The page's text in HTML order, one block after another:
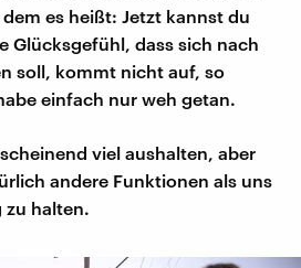
es heißt: Jetzt kannst du
Glücksgefühl, dass sich nach
soll, kommt nicht auf, so
einfach nur weh getan.
viel aushalten, aber
andere Funktionen als uns
zu halten.